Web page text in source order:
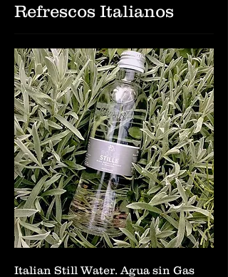
Refrescos Italianos
Italian Still Water. Agua sin Gas